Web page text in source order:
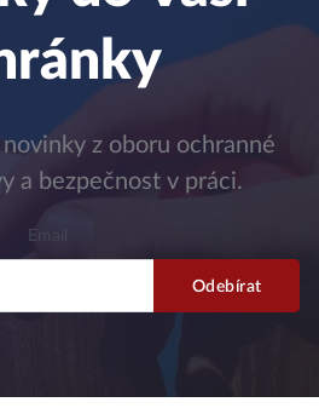
z oboru ochranné
a bezpečnost v práci.
Email